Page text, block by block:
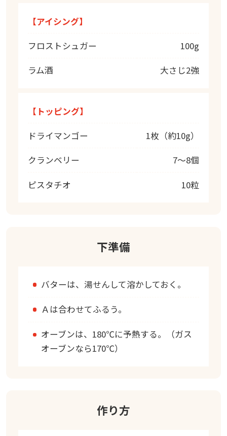
【アイシング】
フロストシュガー 100g
ラム酒 大さじ2強
【トッピング】
ドライマンゴー 1枚（約10g）
クランベリー 7～8個
ピスタチオ 10粒
下準備
バターは、湯せんして溶かしておく。
Ａは合わせてふるう。
オーブンは、180℃に予熱する。（ガス
オーブンなら170℃）
作り方